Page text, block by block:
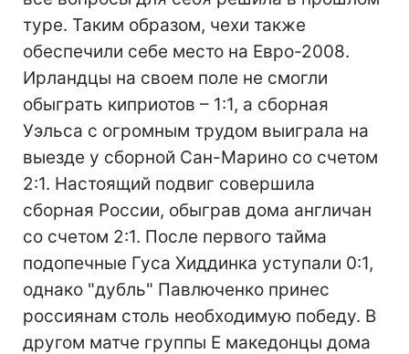
туре. Таким образом, чехи также
обеспечили себе место на Евро-2008.
Ирландцы на своем поле не смогли
обыграть киприотов – 1:1, а сборная
Уэльса с огромным трудом выиграла на
выезде у сборной Сан-Марино со счетом
2:1. Настоящий подвиг совершила
сборная России, обыграв дома англичан
со счетом 2:1. После первого тайма
подопечные Гуса Хиддинка уступали 0:1,
однако "дубль" Павлюченко принес
россиянам столь необходимую победу. В
другом матче группы Е македонцы дома